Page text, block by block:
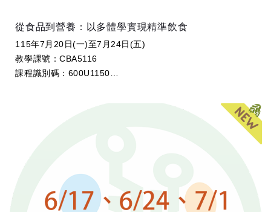
從食品到營養：以多體學實現精準飲食
115年7月20日(一)至7月24日(五)
教學課號：CBA5116
課程識別碼：600U1150
開課教師：陳宏彰 副教授 (國立臺灣大學食品科技研究所)